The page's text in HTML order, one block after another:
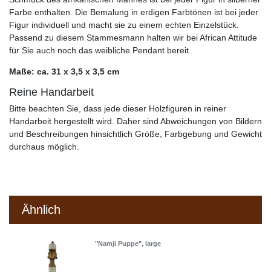
Farbe enthalten. Die Bemalung in erdigen Farbtönen ist bei jeder
Figur individuell und macht sie zu einem echten Einzelstück.
Passend zu diesem Stammesmann halten wir bei African Attitude
für Sie auch noch das weibliche Pendant bereit.
Maße: ca. 31 x 3,5 x 3,5 cm
Reine Handarbeit
Bitte beachten Sie, dass jede dieser Holzfiguren in reiner
Handarbeit hergestellt wird. Daher sind Abweichungen von Bildern
und Beschreibungen hinsichtlich Größe, Farbgebung und Gewicht
durchaus möglich.
Ähnlich
"Namji Puppe", large